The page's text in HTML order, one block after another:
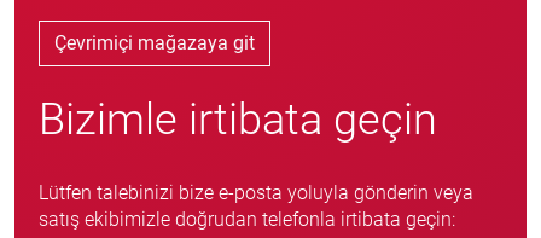
Çevrimiçi mağazaya git
Bizimle irtibata geçin
Lütfen talebinizi bize e-posta yoluyla gönderin veya
satış ekibimizle doğrudan telefonla irtibata geçin: